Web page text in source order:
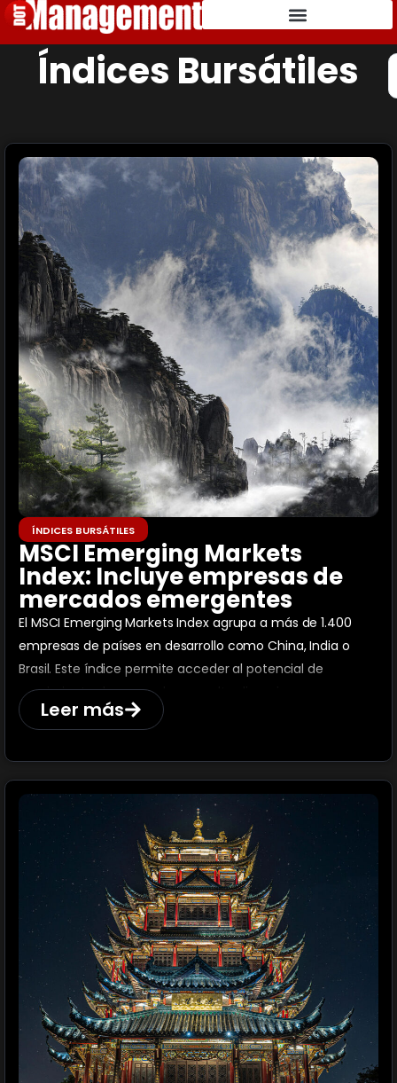
Índices Bursátiles
ÍNDICES BURSÁTILES
MSCI Emerging Markets
Index: Incluye empresas de
mercados emergentes
El MSCI Emerging Markets Index agrupa a más de 1.400
empresas de países en desarrollo como China, India o
Brasil. Este índice permite acceder al potencial de
crecimiento de mercados con alto dinamismo
económico a través de ETF como EEM, VWO o IEMG.
Leer más